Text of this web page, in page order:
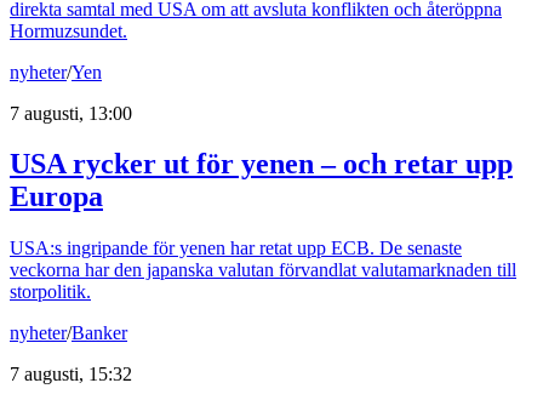
direkta samtal med USA om att avsluta konflikten och återöppna
Hormuzsundet.
nyheter/Yen
7 augusti, 13:00
USA rycker ut för yenen – och retar upp
Europa
USA:s ingripande för yenen har retat upp ECB. De senaste
veckorna har den japanska valutan förvandlat valutamarknaden till
storpolitik.
nyheter/Banker
7 augusti, 15:32